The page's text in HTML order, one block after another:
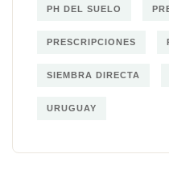
PH DEL SUELO
PRESCRIPCIONES
SIEMBRA DIRECTA
URUGUAY